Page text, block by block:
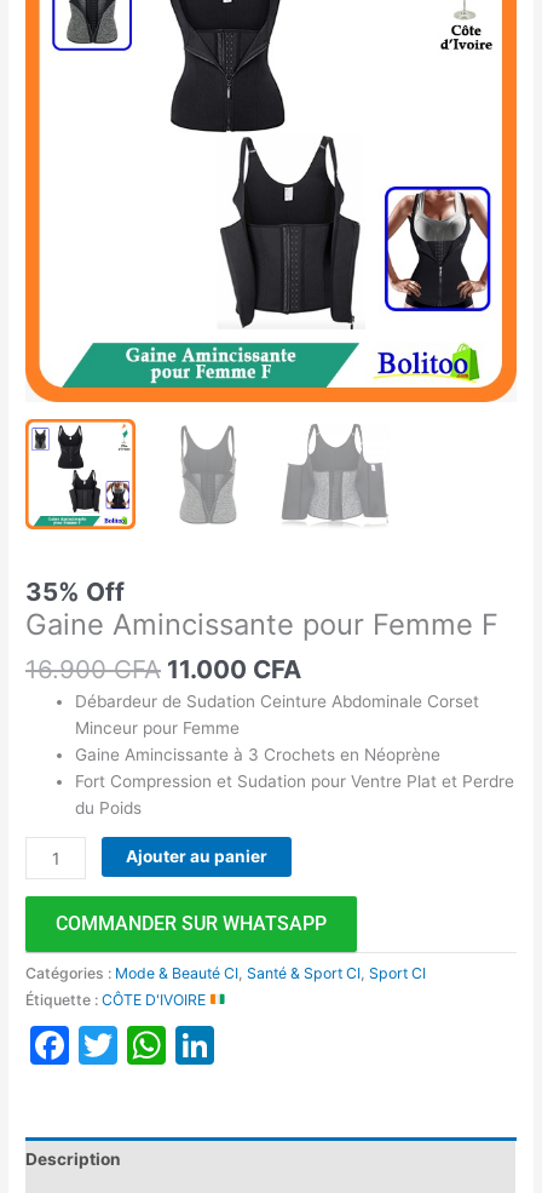
35% Off
Gaine Amincissante pour Femme F
16.900CFA
16.900 CFA.
11.000 CFA
Débardeur de Sudation Ceinture Abdominale Corset
Minceur pour Femme
Gaine Amincissante à 3 Crochets en Néoprène
Fort Compression et Sudation pour Ventre Plat et Perdre
du Poids
Femme
Ajouter au panier
COMMANDER SUR WHATSAPP
Catégories : Mode & Beauté CI,Santé & Sport CI,Sport CI
Étiquette :CÔTE D'IVOIRE
Facebook
TwitterWhatsApp
Description